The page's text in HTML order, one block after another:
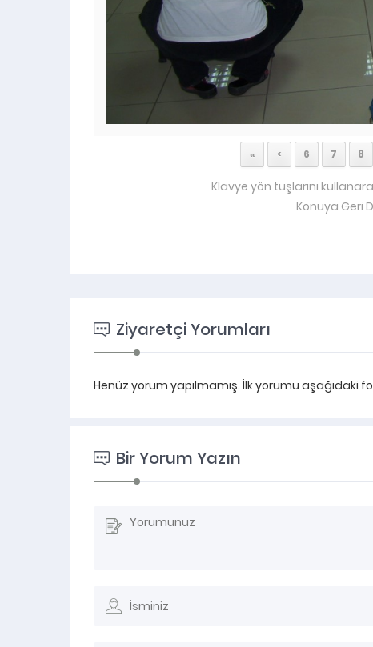
« < 6 7 8
Klavye yön tuşlarını
Konuya Geri
Ziyaretçi Yorumları
Henüz yorum yapılmamış. İlk yorumu aşağıdaki
Bir Yorum Yazın